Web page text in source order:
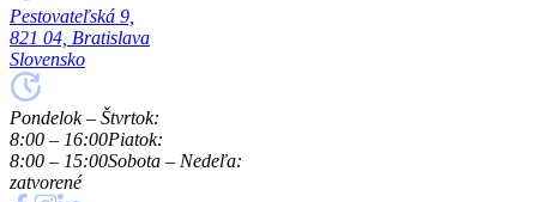
Pestovateľská 9,
821 04, Bratislava
Slovensko
Pondelok – Štvrtok:
8:00 – 16:00Piatok:
8:00 – 15:00Sobota – Nedeľa:
zatvorené